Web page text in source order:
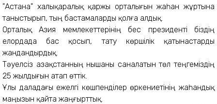
"Астана" халықаралық қаржы орталығын жаһан жұртына
таныстырып, тың бастамаларды қолға алдық.
Орталық Азия мемлекеттерінің бес президенті біздің
елордада бас қосып, тату көршілік қатынастарды
жандандырдық.
Тәуелсіз Қазақстанның нышаны саналатын төл теңгеміздің
25 жылдығын атап өттік.
Ұлы даладағы ежелгі көшпенділер өркениетінің жаһандық
маңызын қайта жаңғырттық.